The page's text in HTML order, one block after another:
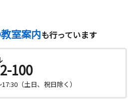
室案内も行っています
100
（土日、祝日除く）